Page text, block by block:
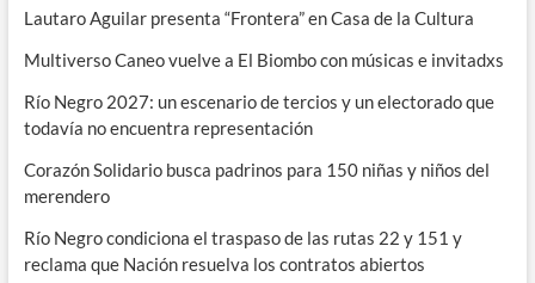
Lautaro Aguilar presenta “Frontera” en Casa de la Cultura
Multiverso Caneo vuelve a El Biombo con músicas e invitadxs
Río Negro 2027: un escenario de tercios y un electorado que
todavía no encuentra representación
Corazón Solidario busca padrinos para 150 niñas y niños del
merendero
Río Negro condiciona el traspaso de las rutas 22 y 151 y
reclama que Nación resuelva los contratos abiertos